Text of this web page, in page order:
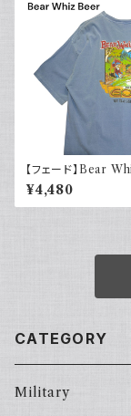
【フェード】Bear
プリントTシャツ 両面
ックプリント 古着
RT COLORS コンフ
¥4,480
CATEGORY
Military